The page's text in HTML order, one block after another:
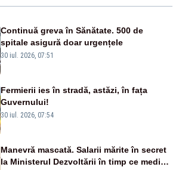
Continuă greva în Sănătate. 500 de
spitale asigură doar urgențele
30 iul. 2026, 07:51
Fermierii ies în stradă, astăzi, în fața
Guvernului!
30 iul. 2026, 07:54
Manevră mascată. Salarii mărite în secret
la Ministerul Dezvoltării în timp ce medicii